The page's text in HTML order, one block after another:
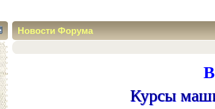
Новости Форума
Курсы